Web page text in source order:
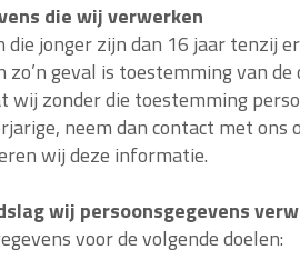
die wij verwerken
jonger zijn dan 16 jaar tenzij
geval is toestemming van de
wij zonder die toestemming
neem dan contact met ons
wij deze informatie.
wij persoonsgegevens
voor de volgende doelen: